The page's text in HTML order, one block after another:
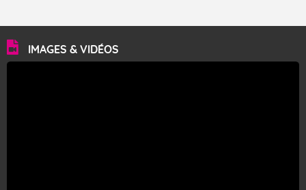
IMAGES & VIDÉOS